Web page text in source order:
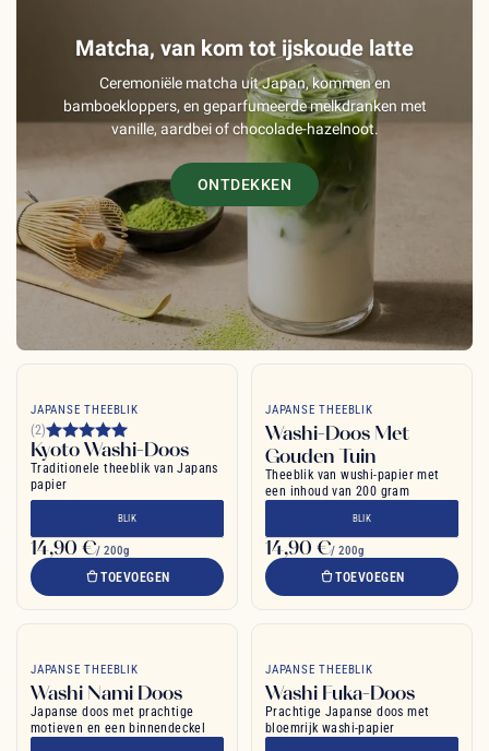
Matcha, van kom tot ijskoude latte
Ceremoniële matcha uit Japan, kommen en
bamboekloppers, en geparfumeerde melkdranken met
vanille, aardbei of chocolade-hazelnoot.
ONTDEKKEN
JAPANSE THEEBLIK
(2)
Kyoto Washi-Doos
Traditionele theeblik van Japans
papier
BLIK
14,90 €/ 200g
TOEVOEGEN
JAPANSE THEEBLIK
Washi-Doos Met
Gouden Tuin
Theeblik van wushi-papier met
een inhoud van 200 gram
BLIK
14,90 €/ 200g
TOEVOEGEN
JAPANSE THEEBLIK
Washi Nami Doos
Japanse doos met prachtige
motieven en een binnendeckel
JAPANSE THEEBLIK
Washi Fuka-Doos
Prachtige Japanse doos met
bloemrijk washi-papier